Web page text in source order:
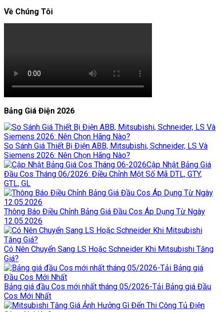
Về Chúng Tôi
Bảng Giá Điện 2026
So Sánh Giá Thiết Bị Điện ABB, Mitsubishi, Schneider, LS Và
Siemens 2026: Nên Chọn Hãng Nào?
Cập Nhật Bảng Giá
Đầu Cos Tháng 06/2026: Điều Chỉnh Một Số Mã DTL, GTY,
GTL, GL
Thông Báo Điều Chỉnh Bảng Giá Đầu Cos Áp Dụng Từ Ngày
12.05.2026
Có Nên Chuyển Sang LS Hoặc Schneider Khi Mitsubishi Tăng
Giá?
Bảng giá đầu Cos mới nhất tháng 05/2026-Tải Bảng giá Đầu
Cos Mới Nhất